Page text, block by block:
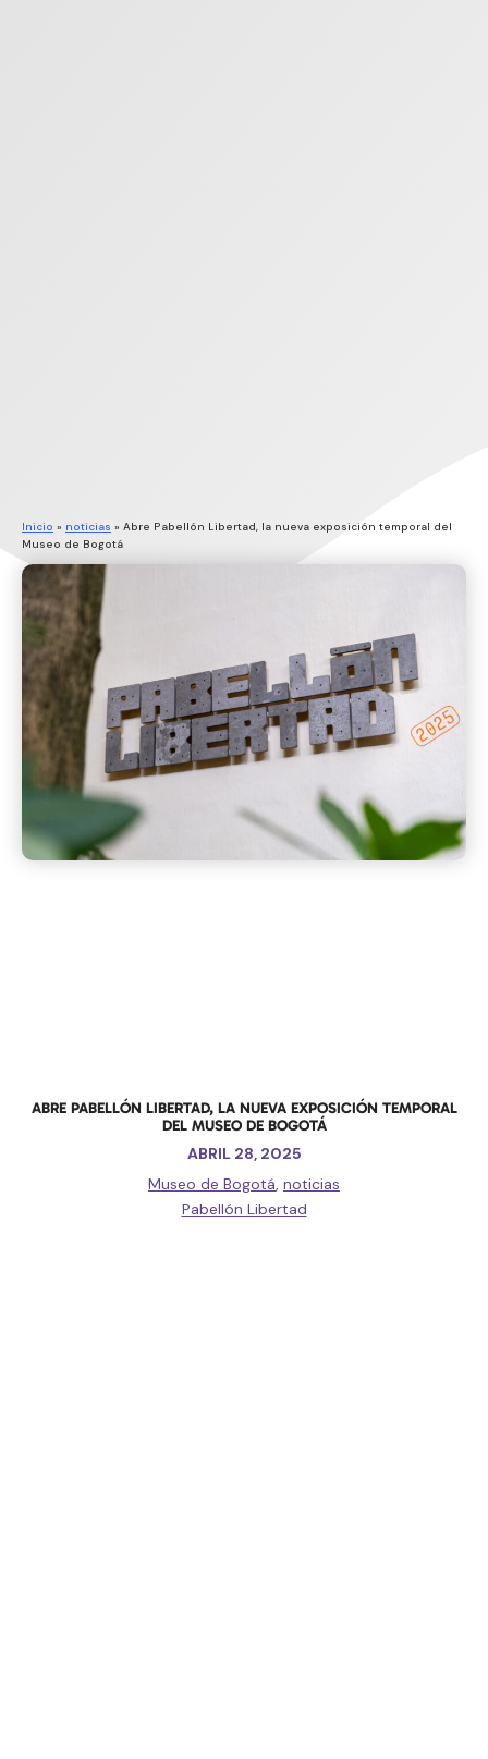
Inicio » noticias » Abre Pabellón Libertad, la nueva exposición temporal del
Museo de Bogotá
ABRE PABELLÓN LIBERTAD, LA NUEVA EXPOSICIÓN TEMPORAL
DEL MUSEO DE BOGOTÁ
ABRIL 28, 2025
Museo de Bogotá noticias
Pabellón Libertad